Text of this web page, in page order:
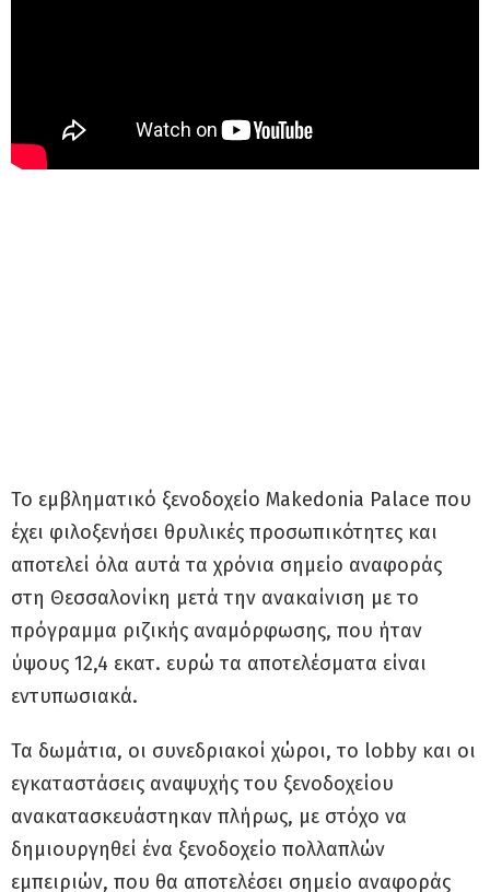
Το εμβληματικό ξενοδοχείο Makedonia Palace που
έχει φιλοξενήσει θρυλικές προσωπικότητες και
αποτελεί όλα αυτά τα χρόνια σημείο αναφοράς
στη Θεσσαλονίκη μετά την ανακαίνιση με το
πρόγραμμα ριζικής αναμόρφωσης, που ήταν
ύψους 12,4 εκατ. ευρώ τα αποτελέσματα είναι
εντυπωσιακά.
Τα δωμάτια, οι συνεδριακοί χώροι, το lobby και οι
εγκαταστάσεις αναψυχής του ξενοδοχείου
ανακατασκευάστηκαν πλήρως, με στόχο να
δημιουργηθεί ένα ξενοδοχείο πολλαπλών
εμπειριών, που θα αποτελέσει σημείο αναφοράς